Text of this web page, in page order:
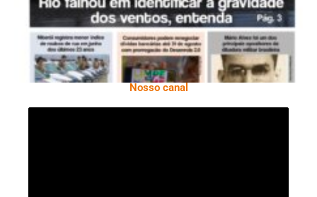
Nosso canal